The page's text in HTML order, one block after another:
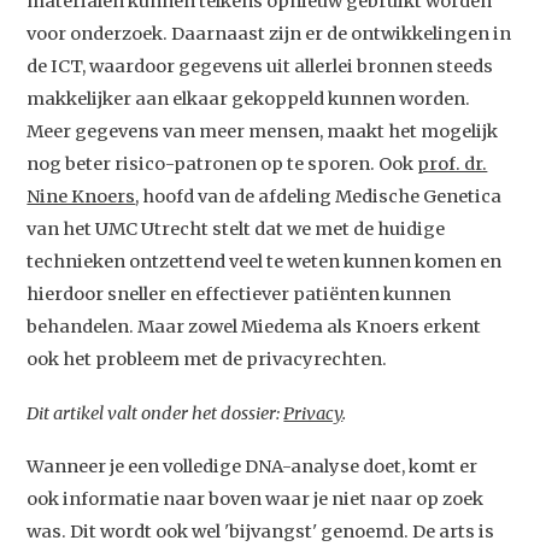
voor onderzoek. Daarnaast zijn er de ontwikkelingen in
de ICT, waardoor gegevens uit allerlei bronnen steeds
makkelijker aan elkaar gekoppeld kunnen worden.
Meer gegevens van meer mensen, maakt het mogelijk
nog beter risico-patronen op te sporen. Ook prof. dr.
Nine Knoers, hoofd van de afdeling Medische Genetica
van het UMC Utrecht stelt dat we met de huidige
technieken ontzettend veel te weten kunnen komen en
hierdoor sneller en effectiever patiënten kunnen
behandelen. Maar zowel Miedema als Knoers erkent
ook het probleem met de privacyrechten.
Dit artikel valt onder het dossier:Privacy.
Wanneer je een volledige DNA-analyse doet, komt er
ook informatie naar boven waar je niet naar op zoek
was. Dit wordt ook wel 'bijvangst' genoemd. De arts is